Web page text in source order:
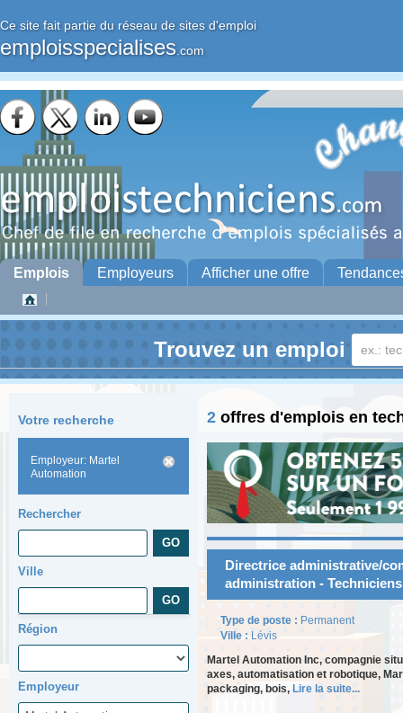
Ce site fait partie du réseau de sites d'emploi
emploisspecialises .com
Emplois Employeurs Afficher une offre
Trouvez un emploi
Votre recherche
Employeur: Martel
Automation
Rechercher
Ville
Région
Employeur
2 offres d'emplois en
Directrice administrative/
administration -
Type de poste : Permanent
Ville : Lévis
Martel Automation Inc, compagnie
axes, automatisation et robotique,
packaging, bois, Lire la suite...